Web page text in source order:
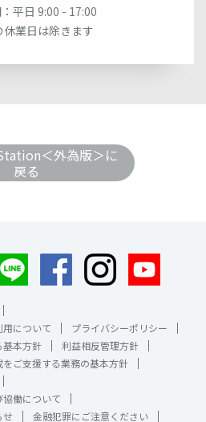
平日 9:00 - 17:00
業日は除きます
＜外為版＞に
戻る
について
プライバシーポリシー
基本方針
利益相反管理方針
ご支援する業務の基本方針
働について
せ
金融犯罪にご注意ください